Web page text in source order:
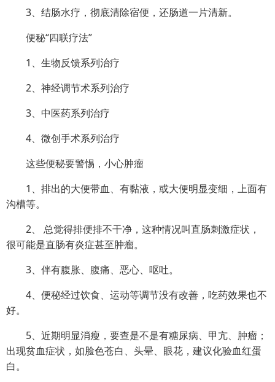
3、结肠水疗，彻底清除宿便，还肠道一片清新。
便秘“四联疗法”
1、生物反馈系列治疗
2、神经调节术系列治疗
3、中医药系列治疗
4、微创手术系列治疗
这些便秘要警惕，小心肿瘤
1、排出的大便带血、有黏液，或大便明显变细，上面有
沟槽等。
2、 总觉得排便排不干净，这种情况叫直肠刺激症状，
很可能是直肠有炎症甚至肿瘤。
3、伴有腹胀、腹痛、恶心、呕吐。
4、便秘经过饮食、运动等调节没有改善，吃药效果也不
好。
5、近期明显消瘦，要查是不是有糖尿病、甲亢、肿瘤；
出现贫血症状，如脸色苍白、头晕、眼花，建议化验血红蛋
白。